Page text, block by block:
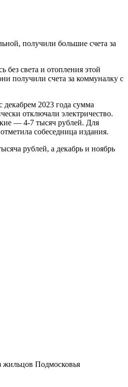
получили большие счета за
света и отопления этой
получили счета за коммуналку с
2023 года сумма
отключали электричество.
— 4-7 тысяч рублей. Для
собеседница издания.
рублей, а декабрь и ноябрь
жильцов Подмосковья